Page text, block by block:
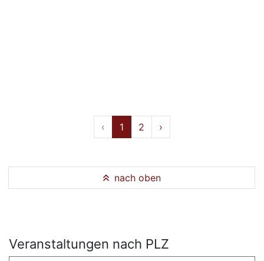
‹ 1 2 ›
nach oben
Veranstaltungen nach PLZ